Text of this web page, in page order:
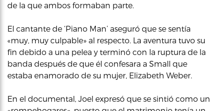
de la que ambos formaban parte.
El cantante de ‘Piano Man’ aseguró que se sentía
«muy, muy culpable» al respecto. La aventura tuvo su
fin debido a una pelea y terminó con la ruptura de la
banda después de que él confesara a Small que
estaba enamorado de su mujer, Elizabeth Weber.
En el documental, Joel expresó que se sintió como un